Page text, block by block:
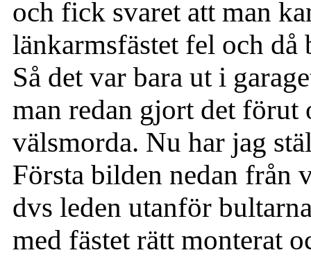
och fick svaret att man
länkarmsfästet fel och
Så det var bara ut i
man redan gjort det förut
välsmorda. Nu har jag
Första bilden nedan från
dvs leden utanför
med fästet rätt monterat